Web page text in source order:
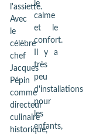
l'assiette.
Avec
le
célèbre
chef
Jacques
Pépin
comme
directeur
culinaire
historique,
le
calme
et le
confort.
Il y a
très
peu
d'installations
pour
les
enfants,